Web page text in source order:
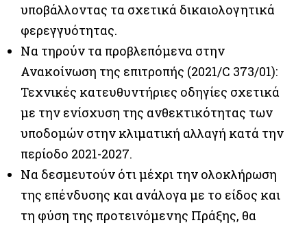
υποβάλλοντας τα σχετικά δικαιολογητικά
φερεγγυότητας.
Να τηρούν τα προβλεπόμενα στην
Ανακοίνωση της επιτροπής (2021/C 373/01):
Τεχνικές κατευθυντήριες οδηγίες σχετικά
με την ενίσχυση της ανθεκτικότητας των
υποδομών στην κλιματική αλλαγή κατά την
περίοδο 2021-2027.
Να δεσμευτούν ότι μέχρι την ολοκλήρωση
της επένδυσης και ανάλογα με το είδος και
τη φύση της προτεινόμενης Πράξης, θα